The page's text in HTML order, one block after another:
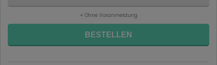
+ Ohne Voranmeldung
BESTELLEN